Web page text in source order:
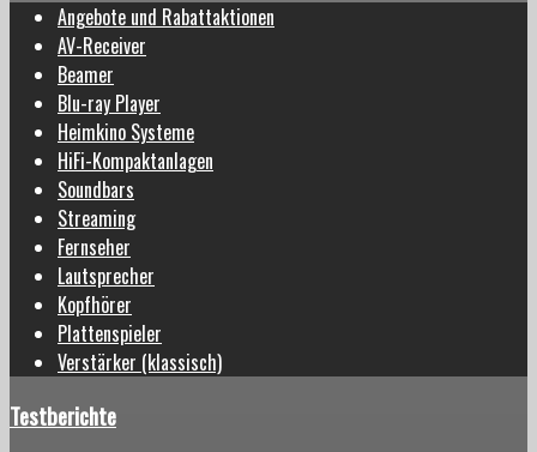
Angebote und Rabattaktionen
AV-Receiver
Beamer
Blu-ray Player
Heimkino Systeme
HiFi-Kompaktanlagen
Soundbars
Streaming
Fernseher
Lautsprecher
Kopfhörer
Plattenspieler
Verstärker (klassisch)
Testberichte